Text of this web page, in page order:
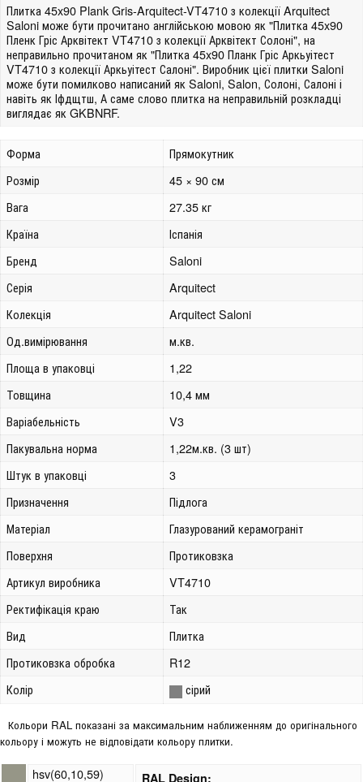
Плитка 45x90 Plank Gris-Arquitect-VT4710 з колекції Arquitect
Saloni може бути прочитано англійською мовою як "Плитка 45x90
Пленк Гріс Арквітект VT4710 з колекції Арквітект Солоні", на
неправильно прочитаном як "Плитка 45x90 Планк Гріс Аркьуітест
VT4710 з колекції Аркьуітест Салоні". Виробник цієї плитки Saloni
може бути помилково написаний як Saloni, Salon, Солоні, Салоні і
навіть як Іфдщтш, А саме слово плитка на неправильній розкладці
виглядає як GKBNRF.
Форма
Прямокутник
Розмір
45 × 90 см
Вага
27.35 кг
Країна
Іспанія
Бренд
Saloni
Серія
Arquitect
Колекція
Arquitect Saloni
Од.вимірювання
м.кв.
Площа в упаковці
1,22
Товщина
10,4 мм
Варіабельність
V3
Пакувальна норма
1,22м.кв. (3 шт)
Штук в упаковці
3
Призначення
Підлога
Матеріал
Глазурований керамограніт
Поверхня
Протиковзка
Артикул виробника
VT4710
Ректифікація краю
Так
Вид
Плитка
Протиковзка обробка
R12
Колір
сірий
Кольори RAL показані за максимальним наближенням до оригінального
кольору і можуть не відповідати кольору плитки.
hsv(60,10,59)
RAL Design: